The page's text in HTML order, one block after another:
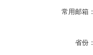
常用邮箱：
省份：